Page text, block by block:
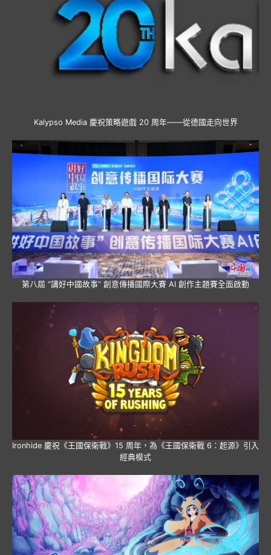
Kalypso Media 慶祝策略遊戲 20 周年——從德國走向世界
第八屆 “講好中國故事” 創意傳播國際大賽 AI 創作主題賽全面啟動
Ironhide 慶祝《王國保衛戰》15 周年，為《王國保衛戰 6：起源》引入
經典模式